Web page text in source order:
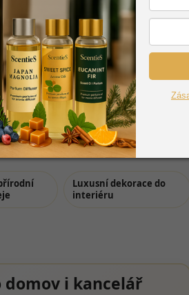
Luxusní dekorace do
interiéru
domov i kancelář